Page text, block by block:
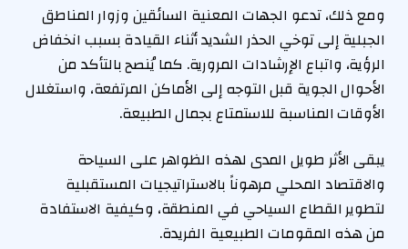
ومع ذلك، تدعو الجهات المعنية السائقين وزوار المناطق
الجبلية إلى توخي الحذر الشديد أثناء القيادة بسبب انخفاض
الرؤية، واتباع الإرشادات المرورية. كما يُنصح بالتأكد من
الأحوال الجوية قبل التوجه إلى الأماكن المرتفعة، واستغلال
الأوقات المناسبة للاستمتاع بجمال الطبيعة.
يبقى الأثر طويل المدى لهذه الظواهر على السياحة
والاقتصاد المحلي مرهوناً بالاستراتيجيات المستقبلية
لتطوير القطاع السياحي في المنطقة، وكيفية الاستفادة
من هذه المقومات الطبيعية الفريدة.